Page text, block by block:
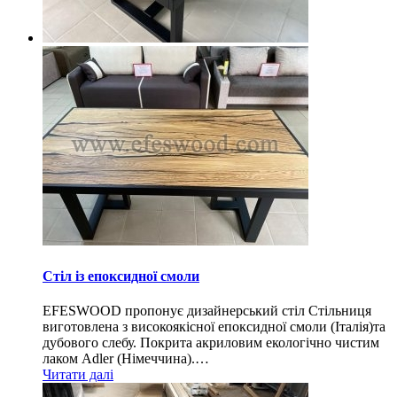
Стіл із епоксидної смоли
EFESWOOD пропонує дизайнерський стіл Стільниця
виготовлена з високоякісної епоксидної смоли (Італія)та
дубового слебу. Покрита акриловим екологічно чистим
лаком Adler (Німеччина).…
Читати далі